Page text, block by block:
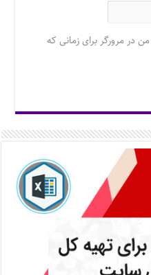
در مرورگر برای زمانی که